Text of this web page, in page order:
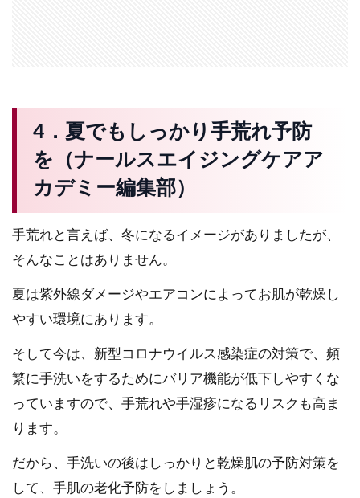
4．夏でもしっかり手荒れ予防
を（ナールスエイジングケアア
カデミー編集部）
手荒れと言えば、冬になるイメージがありましたが、
そんなことはありません。
夏は紫外線ダメージやエアコンによってお肌が乾燥し
やすい環境にあります。
そして今は、新型コロナウイルス感染症の対策で、頻
繁に手洗いをするためにバリア機能が低下しやすくな
っていますので、手荒れや手湿疹になるリスクも高ま
ります。
だから、手洗いの後はしっかりと乾燥肌の予防対策を
して、手肌の老化予防をしましょう。